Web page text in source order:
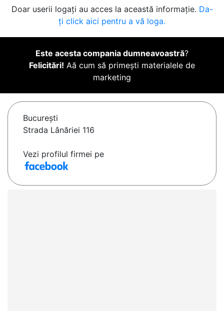
Doar userii logați au acces la această informație. Da-
ți click aici pentru a vă loga.
Este acesta compania dumneavoastră?
Felicitări! Aă cum să primești materialele de
marketing
Bucureşti
Strada Lânăriei 116
Vezi profilul firmei pe